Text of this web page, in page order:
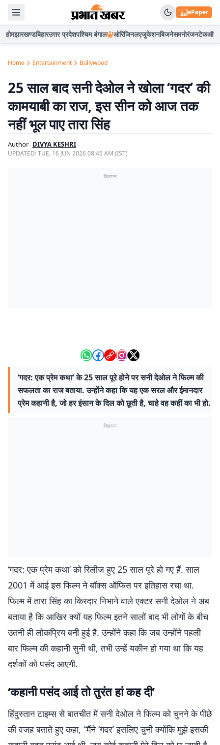
ePaper
होमझारखण्डबिहारउत्तर प्रदेशपश्चिम बंगाल ओरिजिनलएजुकेशनबिजनेसमनोरंजनटेकऑटो
Home Entertainment Bollywood
25 साल बाद सनी देओल ने खोला ‘गदर’ की
कामयाबी का राज, इस सीन को आज तक
नहीं भूल पाए तारा सिंह
Author DIVYA KESHRI
UPDATED:TUE, 16 JUN 2026 08:45 AM (IST)
विज्ञापन
‘गदर: एक प्रेम कथा’ के 25 साल पूरे होने पर सनी देओल ने फिल्म की
सफलता का राज बताया. उन्होंने कहा कि यह एक सरल और ईमानदार
प्रेम कहानी है, जो हर इंसान के दिल को छूती है, चाहे वह कहीं का भी हो.
विज्ञापन
‘गदर: एक प्रेम कथा’ को रिलीज हुए 25 साल पूरे हो गए हैं. साल
2001 में आई इस फिल्म ने बॉक्स ऑफिस पर इतिहास रचा था.
फिल्म में तारा सिंह का किरदार निभाने वाले एक्टर सनी देओल ने अब
बताया है कि आखिर क्यों यह फिल्म इतने सालों बाद भी लोगों के बीच
उतनी ही लोकप्रिय बनी हुई है. उन्होंने कहा कि जब उन्होंने पहली
बार फिल्म की कहानी सुनी थी, तभी उन्हें यकीन हो गया था कि यह
दर्शकों को पसंद आएगी.
‘कहानी पसंद आई तो तुरंत हां कह दी’
हिंदुस्तान टाइम्स से बातचीत में सनी देओल ने फिल्म को चुनने के पीछे
की वजह बताते हुए कहा, “मैंने ‘गदर’ इसलिए चुनी क्योंकि मुझे इसकी